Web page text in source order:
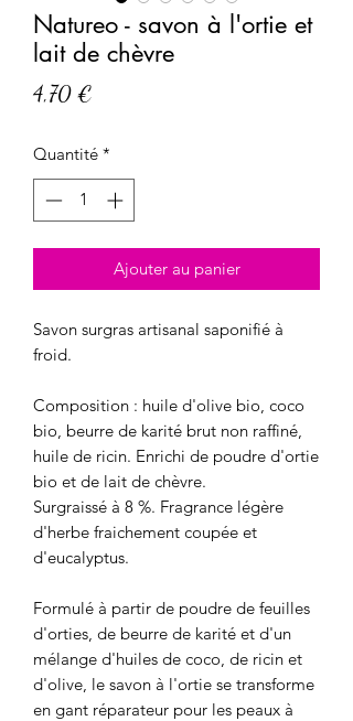
Natureo - savon à l'ortie et
lait de chèvre
4,70 €
Quantité *
Ajouter au panier
Savon surgras artisanal saponifié à
froid.
Composition : huile d'olive bio, coco
bio, beurre de karité brut non raffiné,
huile de ricin. Enrichi de poudre d'ortie
bio et de lait de chèvre.
Surgraissé à 8 %. Fragrance légère
d'herbe fraichement coupée et
d'eucalyptus.
Formulé à partir de poudre de feuilles
d'orties, de beurre de karité et d'un
mélange d'huiles de coco, de ricin et
d'olive, le savon à l'ortie se transforme
en gant réparateur pour les peaux à